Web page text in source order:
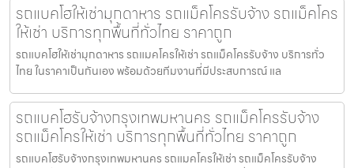
รถแบคโฮให้เช่ามุกดาหาร รถแม็คโครรับจ้าง รถแม็คโคร
ให้เช่า บริการทุกพื้นที่ทั่วไทย ราคาถูก
รถแบคโฮให้เช่ามุกดาหาร รถแมคโครให้เช่า รถแม็คโครรับจ้าง บริการทั่ว
ไทย ในราคาเป็นกันเอง พร้อมด้วยทีมงานที่มีประสบการณ์ แล
รถแบคโฮรับจ้างกรุงเทพมหานคร รถแม็คโครรับจ้าง
รถแม็คโครให้เช่า บริการทุกพื้นที่ทั่วไทย ราคาถูก
รถแบคโฮรับจ้างกรุงเทพมหานคร รถแมคโครให้เช่า รถแม็คโครรับจ้าง